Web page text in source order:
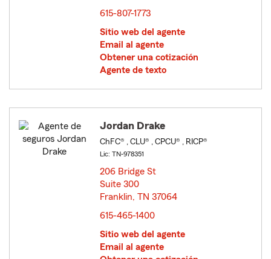
615-807-1773
Sitio web del agente
Email al agente
Obtener una cotización
Agente de texto
Jordan Drake
ChFC® , CLU® , CPCU® , RICP®
Lic: TN-978351
206 Bridge St
Suite 300
Franklin, TN 37064
615-465-1400
Sitio web del agente
Email al agente